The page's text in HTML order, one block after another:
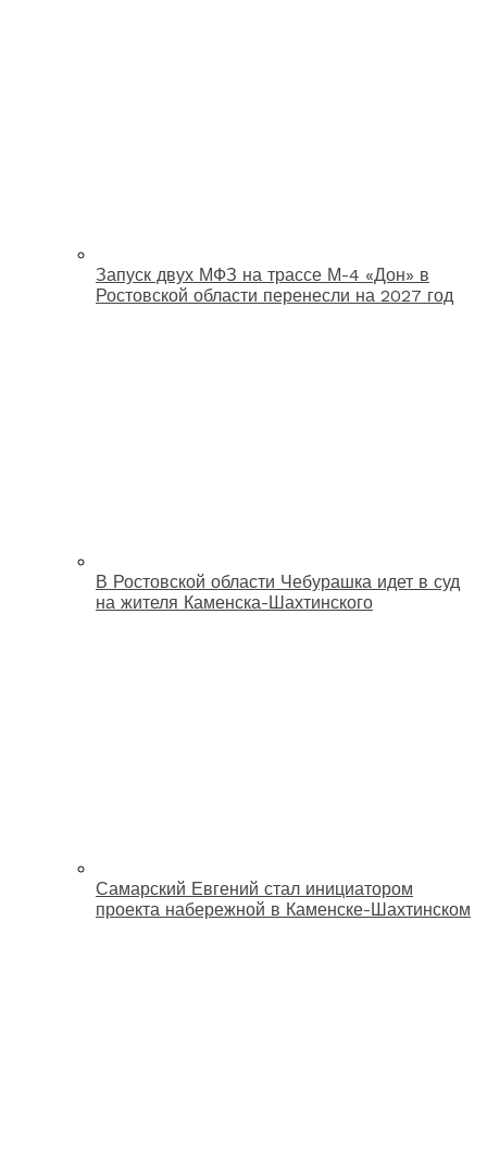
Запуск двух МФЗ на трассе М-4 «Дон» в
Ростовской области перенесли на 2027 год
В Ростовской области Чебурашка идет в суд
на жителя Каменска-Шахтинского
Самарский Евгений стал инициатором
проекта набережной в Каменске-Шахтинском